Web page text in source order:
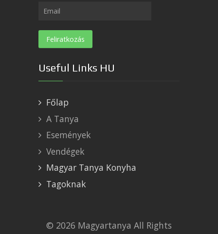
Useful Links HU
Főlap
A Tanya
Események
Vendégek
Magyar Tanya Konyha
Tagoknak
© 2026 Magyartanya All Rights